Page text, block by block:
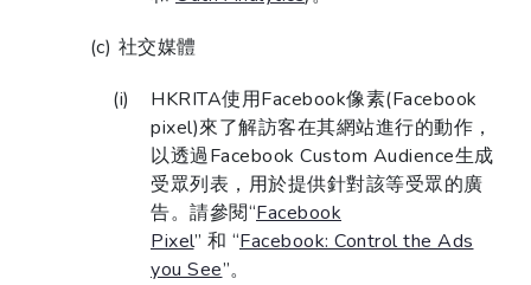
社交媒體
HKRITA使用Facebook像素(Facebook
pixel)來了解訪客在其網站進行的動作，
以透過Facebook Custom Audience生成
受眾列表，用於提供針對該等受眾的廣
告。請參閱“Facebook
Pixel” 和 “Facebook: Control the Ads
you See”。